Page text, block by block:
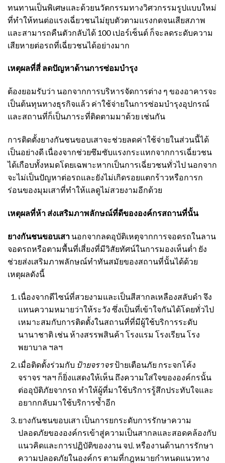
ทนทานเป็นพิเศษและด้วยนวัตกรรมทางวิศวกรรมรูปแบบใหม่
ที่ทำให้ทนต่อแรงเฉี่ยวชนไม่ยุบตัวตามแรงกดจนเสียสภาพ
และสามารถคืนตัวกลับได้ 100 เปอร์เซ็นต์ ก็จะลดระดับความ
เสียหายต่อรถที่เฉี่ยวชนได้อย่างมาก
เหตุผลที่สี่ ลดปัญหาด้านการซ่อมบำรุง
ต้องยอมรับว่า นอกจากการบริหารจัดการต่าง ๆ ของอาคารจะ
เป็นต้นทุนทางธุรกิจแล้ว ค่าใช้จ่ายในการซ่อมบำรุงอุปกรณ์
และสถานที่ก็เป็นภาระที่ติดตามมาด้วย เช่นกัน
การติดตั้งยางกันชนขอบเสาจะช่วยลดค่าใช้จ่ายในส่วนนี้ได้
เป็นอย่างดี เนื่องจากช่วยซึมซับแรงกระแทกจากการเฉี่ยวชน
ได้เกือบทั้งหมดโดยเฉพาะหากเป็นการเฉี่ยวชนทั่วไป นอกจาก
จะไม่เป็นปัญหาต่อรถและยังไม่เกิดรอยแตกร้าวหรือการก
ร่อนของมุมเสาที่ทำให้แลดูไม่สวยงามอีกด้วย
เหตุผลที่ห้า ส่งเสริมภาพลักษณ์ที่ดีขององค์กรสถานที่นั้น
ยางกันชนขอบเสา นอกจากลดอุบัติเหตุจากการจอดรถในลาน
จอดรถหรือตามพื้นที่เสี่ยงที่มีวิสัยทัศน์ในการมองเห็นต่ำ ยัง
ช่วยส่งเสริมภาพลักษณ์ทำทันสมัยของสถานที่นั้นได้ด้วย
เหตุผลดังนี้
เนื่องจากดีไซน์ที่สวยงามและเป็นสีสากลเหลืองสลับดำ จึง
แทนความหมายว่าให้ระวัง ซึ่งเป็นที่เข้าใจกันได้โดยทั่วไป
เหมาะสมกับการติดตั้งในสถานที่ที่มีผู้ใช้บริการระดับ
นานาชาติ เช่น ห้างสรรพสินค้า โรงแรม โรงเรียน โรง
พยาบาล ฯลฯ
เมื่อติดตั้งร่วมกับ ป้ายจราจรป้ายเตือนภัย กระจกโค้ง
จราจร ฯลฯ ก็ยิ่งแสดงให้เห็น ถึงความใส่ใจขององค์กรนั้น
ต่ออุบัติภัยจากรถ ทำให้ผู้ที่มาใช้บริการรู้สึกประทับใจและ
อยากกลับมาใช้บริการซ้ำอีก
ยางกันชนขอบเสา เป็นการยกระดับการรักษาความ
ปลอดภัยขององค์กรเข้าสู่ความเป็นสากลและสอดคล้องกับ
แนวคิดและการปฏิบัติของงาน จป. หรืองานด้านการรักษา
ความปลอดภัยในองค์กร ตามที่กฎหมายกำหนดแนวทาง